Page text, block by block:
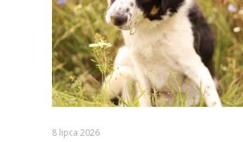
8 lipca 2026